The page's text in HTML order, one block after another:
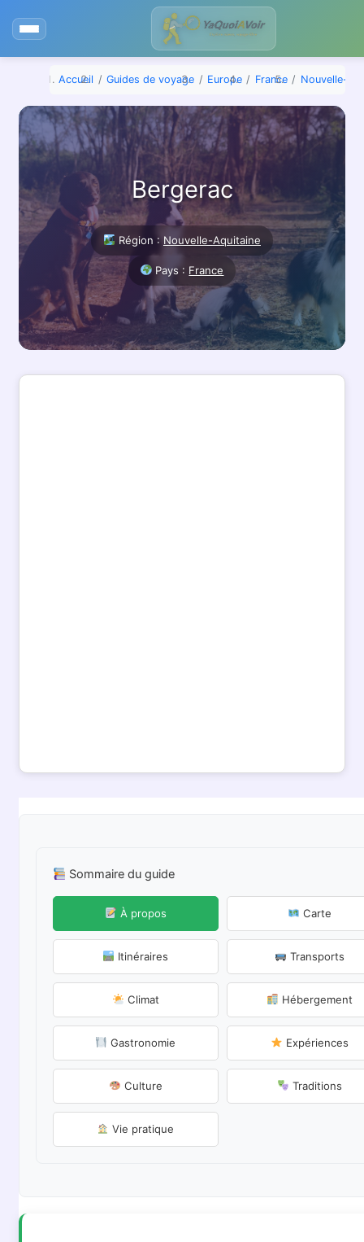
Accueil Guides de voyage Europe France Nouvelle-
Bergerac
Région : Nouvelle-Aquitaine
Pays : France
Sommaire du guide
À propos Carte
Itinéraires Transports
Climat Hébergement
Gastronomie Expériences
Culture Traditions
Vie pratique